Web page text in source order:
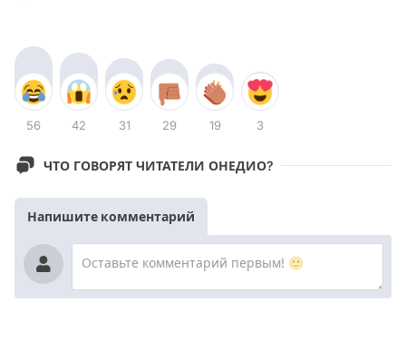
56 42 31 29 19 3
ЧТО ГОВОРЯТ ЧИТАТЕЛИ ОНЕДИО?
Напишите комментарий